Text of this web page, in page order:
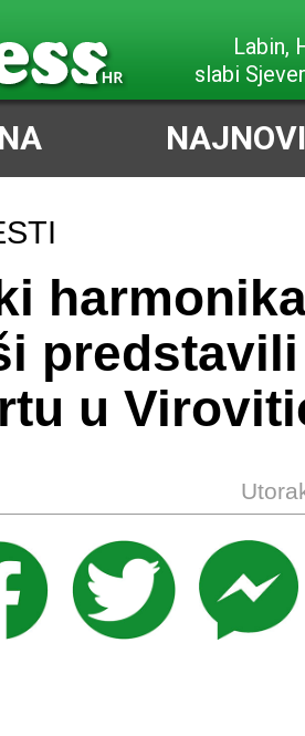
Labin,
slabi
u